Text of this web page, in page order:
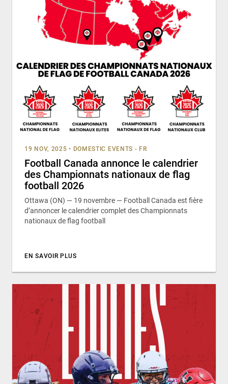
19 NOV, 2025 • DOMESTIC EVENTS - FR
Football Canada annonce le calendrier
des Championnats nationaux de flag
football 2026
Ottawa (ON) — 19 novembre — Football Canada est fière
d’annoncer le calendrier complet des Championnats
nationaux de flag football
EN SAVOIR PLUS